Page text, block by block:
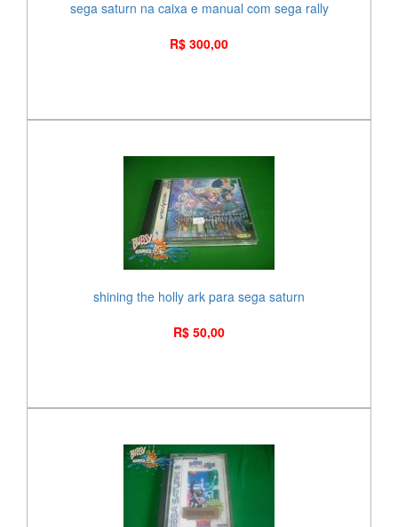
sega saturn na caixa e manual com sega rally
R$ 300,00
shining the holly ark para sega saturn
R$ 50,00